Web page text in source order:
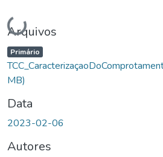
Carregando...
Arquivos
Primário
MB)
Data
2023-02-06
Autores